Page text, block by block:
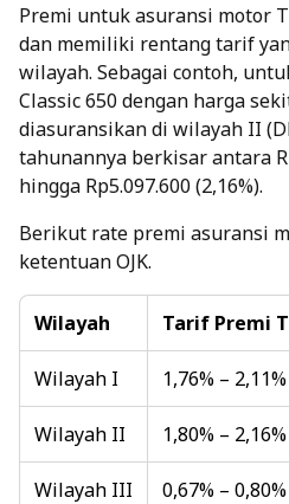
Premi untuk asuransi motor
dan memiliki rentang tarif
wilayah. Sebagai contoh,
Classic 650 dengan harga
diasuransikan di wilayah II
tahunannya berkisar antara
hingga Rp5.097.600 (2,16%).
Berikut rate premi asuransi
ketentuan OJK.
Wilayah Tarif Premi
Wilayah I 1,76% – 2,11%
Wilayah II 1,80% – 2,16%
Wilayah III 0,67% – 0,80%